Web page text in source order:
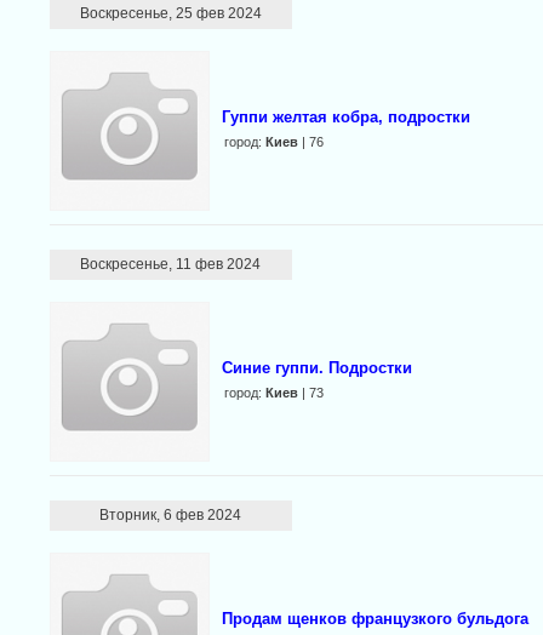
Воскресенье, 25 фев 2024
Гуппи желтая кобра, подростки
город: Киев| 76
Воскресенье, 11 фев 2024
Синие гуппи. Подростки
город: Киев| 73
Вторник, 6 фев 2024
Продам щенков французкого бульдога